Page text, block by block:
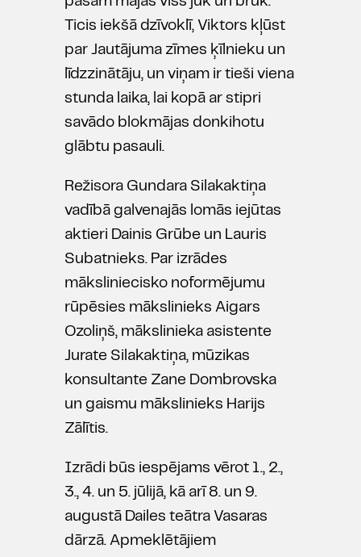
Ticis iekšā dzīvoklī, Viktors kļūst
par Jautājuma zīmes ķīlnieku un
līdzzinātāju, un viņam ir tieši viena
stunda laika, lai kopā ar stipri
savādo blokmājas donkihotu
glābtu pasauli.
Režisora Gundara Silakaktiņa
vadībā galvenajās lomās iejūtas
aktieri Dainis Grūbe un Lauris
Subatnieks. Par izrādes
māksliniecisko noformējumu
rūpēsies mākslinieks Aigars
Ozoliņš, mākslinieka asistente
Jurate Silakaktiņa, mūzikas
konsultante Zane Dombrovska
un gaismu mākslinieks Harijs
Zālītis.
Izrādi būs iespējams vērot 1., 2.,
3., 4. un 5. jūlijā, kā arī 8. un 9.
augustā Dailes teātra Vasaras
dārzā. Apmeklētājiem